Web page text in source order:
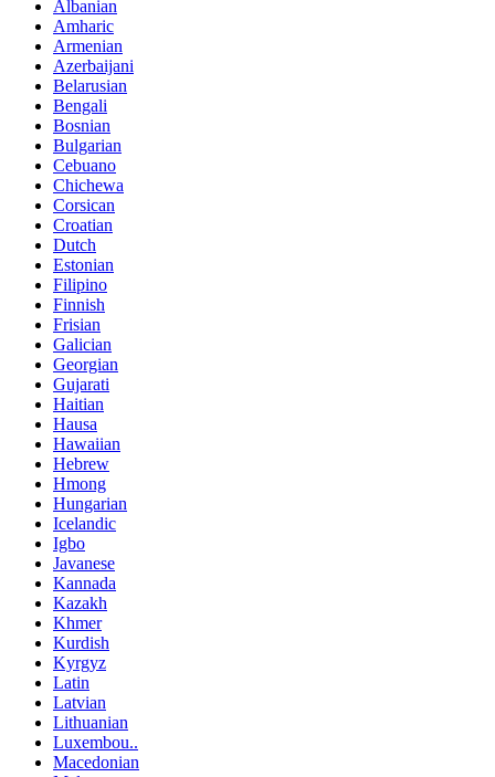
Albanian
Amharic
Armenian
Azerbaijani
Belarusian
Bengali
Bosnian
Bulgarian
Cebuano
Chichewa
Corsican
Croatian
Dutch
Estonian
Filipino
Finnish
Frisian
Galician
Georgian
Gujarati
Haitian
Hausa
Hawaiian
Hebrew
Hmong
Hungarian
Icelandic
Igbo
Javanese
Kannada
Kazakh
Khmer
Kurdish
Kyrgyz
Latin
Latvian
Lithuanian
Luxembou..
Macedonian